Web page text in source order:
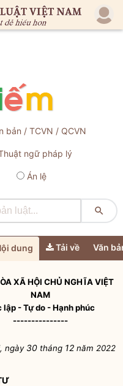
bản / TCVN / QCVN
ngữ pháp lý
Án lệ

dung Tải về Văn
XÃ HỘI CHỦ NGHĨA VIỆT
NAM
lập - Tự do - Hạnh phúc
---------------
ngày 30tháng12 năm 2022